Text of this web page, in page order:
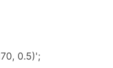
0.5)';